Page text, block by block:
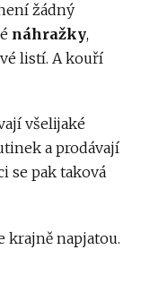
žádný
náhražky,
listí. A kouří
všelijaké
a prodávají
se pak taková
krajně napjatou.